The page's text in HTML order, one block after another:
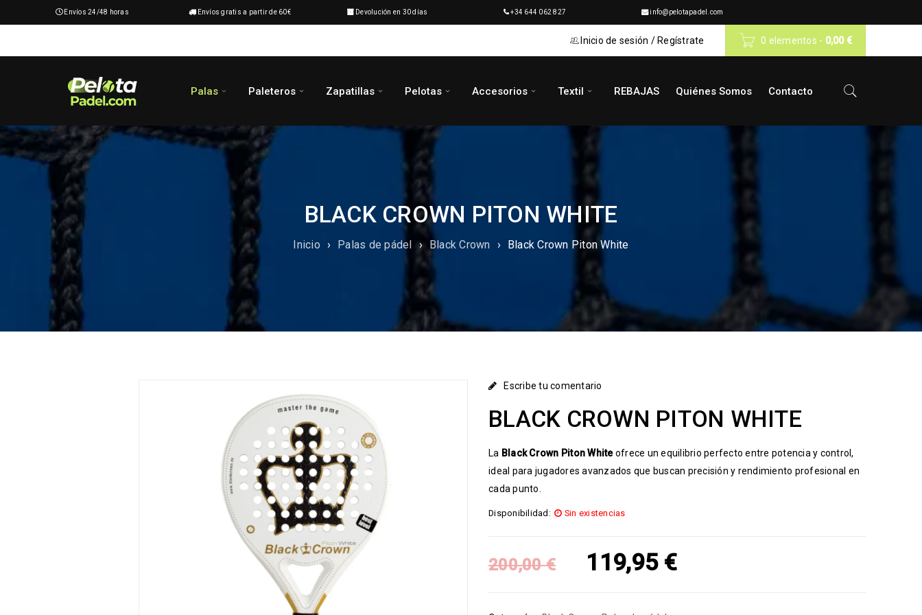
Envíos 24/48 horas Envíos gratis a partir de 60€ Devolución en 30 días +34 644 062 827 info@pelotapadel.com
0 elementos - 0,00€
Inicio de sesión / Regístrate
Palas Paleteros Zapatillas Pelotas Accesorios Textil REBAJAS Quiénes Somos Contacto
BLACK CROWN PITON WHITE
Inicio › Palas de pádel › Black Crown › Black Crown Piton White
Escribe tu comentario
BLACK CROWN PITON WHITE
La Black Crown Piton Whiteofrece un equilibrio perfecto entre potencia y control,
ideal para jugadores avanzados que buscan precisión y rendimiento profesional en
cada punto.
Disponibilidad: Sin existencias
200,00€ 119,95 €